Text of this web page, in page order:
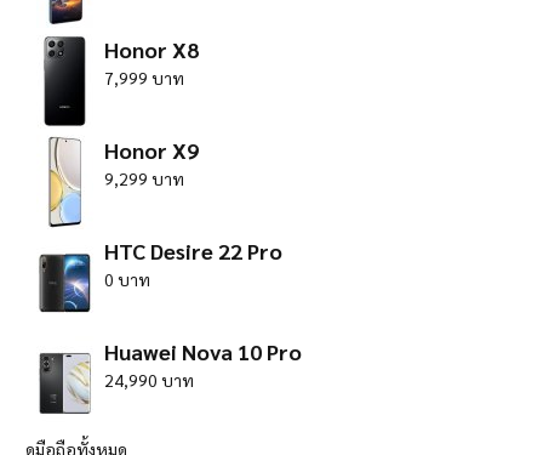
Honor X8
7,999 บาท
Honor X9
9,299 บาท
HTC Desire 22 Pro
0 บาท
Huawei Nova 10 Pro
24,990 บาท
ดูมือถือทั้งหมด